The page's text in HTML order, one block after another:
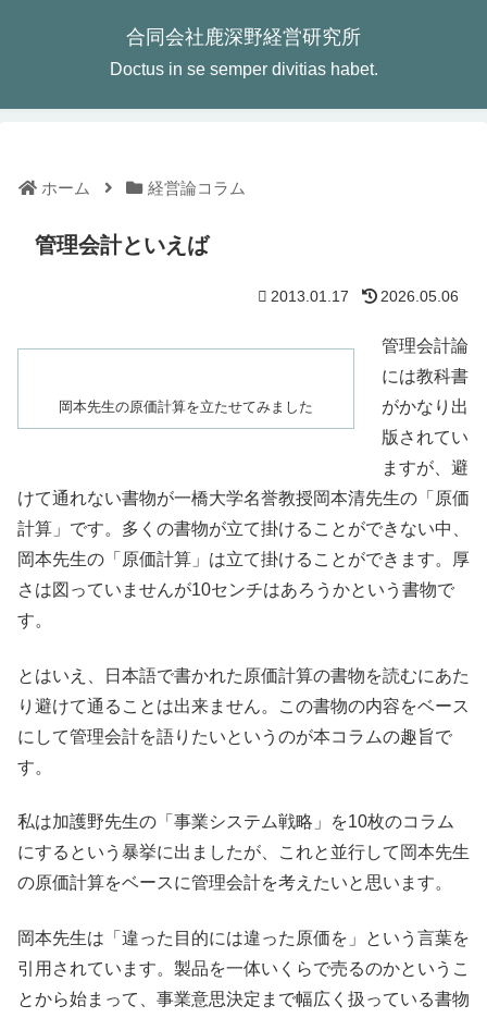
合同会社鹿深野経営研究所
Doctus in se semper divitias habet.
ホーム 経営論コラム
管理会計といえば
2013.01.17 2026.05.06
岡本先生の原価計算を立たせてみました
管理会計論
には教科書
がかなり出
版されてい
ますが、避
けて通れない書物が一橋大学名誉教授岡本清先生の「原価
計算」です。多くの書物が立て掛けることができない中、
岡本先生の「原価計算」は立て掛けることができます。厚
さは図っていませんが10センチはあろうかという書物で
す。
とはいえ、日本語で書かれた原価計算の書物を読むにあた
り避けて通ることは出来ません。この書物の内容をベース
にして管理会計を語りたいというのが本コラムの趣旨で
す。
私は加護野先生の「事業システム戦略」を10枚のコラム
にするという暴挙に出ましたが、これと並行して岡本先生
の原価計算をベースに管理会計を考えたいと思います。
岡本先生は「違った目的には違った原価を」という言葉を
引用されています。製品を一体いくらで売るのかというこ
とから始まって、事業意思決定まで幅広く扱っている書物